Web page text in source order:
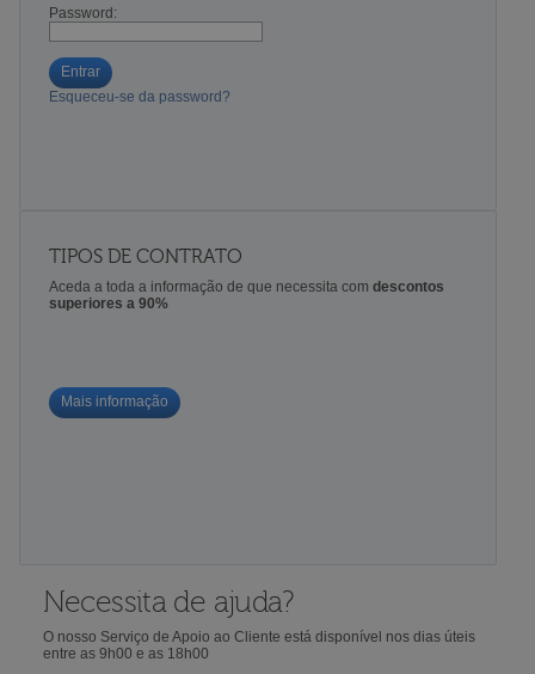
Password:
Entrar
Esqueceu-se da password?
TIPOS DE CONTRATO
Aceda a toda a informação de que necessita com descontos
superiores a 90%
Mais informação
Necessita de ajuda?
O nosso Serviço de Apoio ao Cliente está disponível nos dias úteis
entre as 9h00 e as 18h00